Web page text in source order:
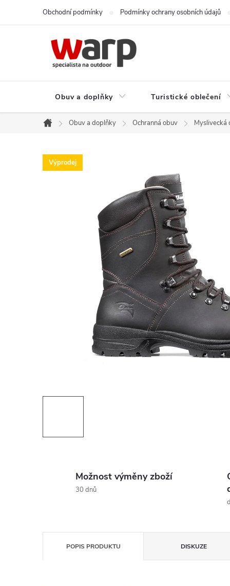
Obchodní podmínky Podmínky ochrany osobních údajů
Obuv a doplňky Turistické oblečení
Domů
Obuv a doplňky Ochranná obuv Myslivecká
Výprodej
Možnost výměny zboží
30 dnů
POPIS PRODUKTU DISKUZE